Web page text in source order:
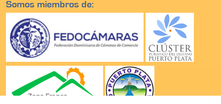
Somos miembros de: